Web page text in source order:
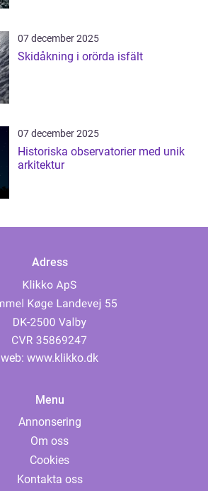
07 december 2025
Skidåkning i orörda isfält
07 december 2025
Historiska observatorier med unik
arkitektur
Adress
web: www.klikko.dk
Menu
Annonsering
Om oss
Cookies
Kontakta oss